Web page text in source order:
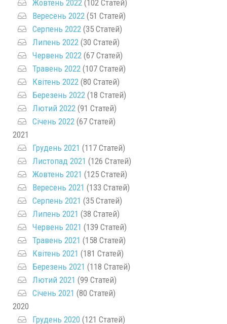
Жовтень 2022 (102 Статей)
Вересень 2022 (51 Статей)
Серпень 2022 (35 Статей)
Липень 2022 (30 Статей)
Червень 2022 (67 Статей)
Травень 2022 (107 Статей)
Квітень 2022 (80 Статей)
Березень 2022 (18 Статей)
Лютий 2022 (91 Статей)
Січень 2022 (67 Статей)
2021
Грудень 2021 (117 Статей)
Листопад 2021 (126 Статей)
Жовтень 2021 (125 Статей)
Вересень 2021 (133 Статей)
Серпень 2021 (35 Статей)
Липень 2021 (38 Статей)
Червень 2021 (139 Статей)
Травень 2021 (158 Статей)
Квітень 2021 (181 Статей)
Березень 2021 (118 Статей)
Лютий 2021 (99 Статей)
Січень 2021 (80 Статей)
2020
Грудень 2020 (121 Статей)